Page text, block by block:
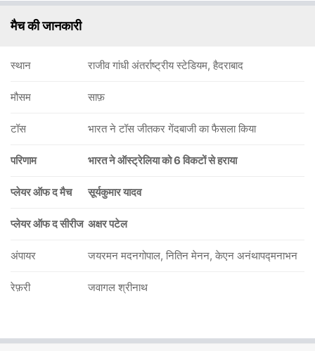
मैच की जानकारी
स्थान राजीव गांधी अंतर्राष्ट्रीय स्टेडियम, हैदराबाद
मौसम साफ़
टॉस भारत ने टॉस जीतकर गेंदबाजी का फैसला किया
परिणाम भारत ने ऑस्ट्रेलिया को 6 विकटों से हराया
प्लेयर ऑफ द मैच सूर्यकुमार यादव
प्लेयर ऑफ द सीरीज अक्षर पटेल
अंपायर जयरमन मदनगोपाल, नितिन मेनन, केएन अनंथापद्मनाभन
रेफ़री जवागल श्रीनाथ